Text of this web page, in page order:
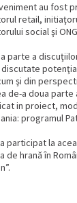
au fost
retail,
social şi
parte a
şi din
de-a doua
in proiect,
programul
a participat la
de hrană în